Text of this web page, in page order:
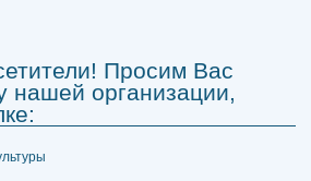
Просим Вас
нашей организации,